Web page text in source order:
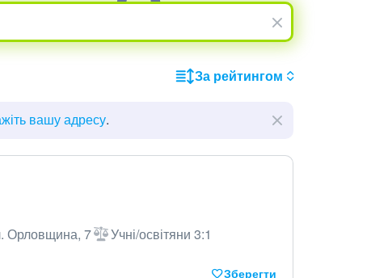
За рейтингом
вашу адресу.
Орловщина, 7 Учні/освітяни 3:1
Зберегти